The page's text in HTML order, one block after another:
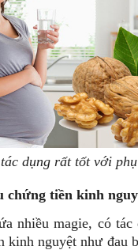
dụng rất tốt với
chứng tiền kinh
nhiều magie, có
kinh nguyệt như đau